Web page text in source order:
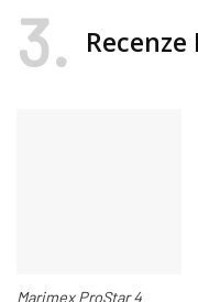
3
Marimex ProStar 4